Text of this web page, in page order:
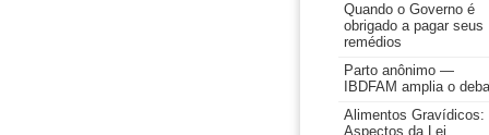
Quando o Governo é
obrigado a pagar seus
remédios
Parto anônimo —
IBDFAM amplia o
Alimentos Gravídicos:
Aspectos da Lei